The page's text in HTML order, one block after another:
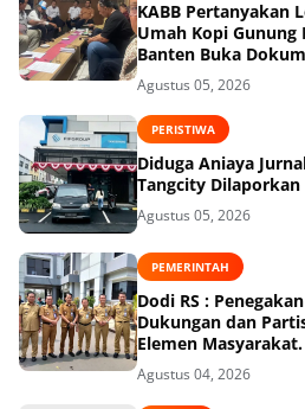
KABB Pertanyakan
Umah Kopi Gunung
Banten Buka
Agustus 05, 2026
PERISTIWA
Diduga Aniaya
Tangcity
Agustus 05, 2026
PEMERINTAH
Dodi RS :
Dukungan dan
Elemen Masyarakat.
Agustus 04, 2026